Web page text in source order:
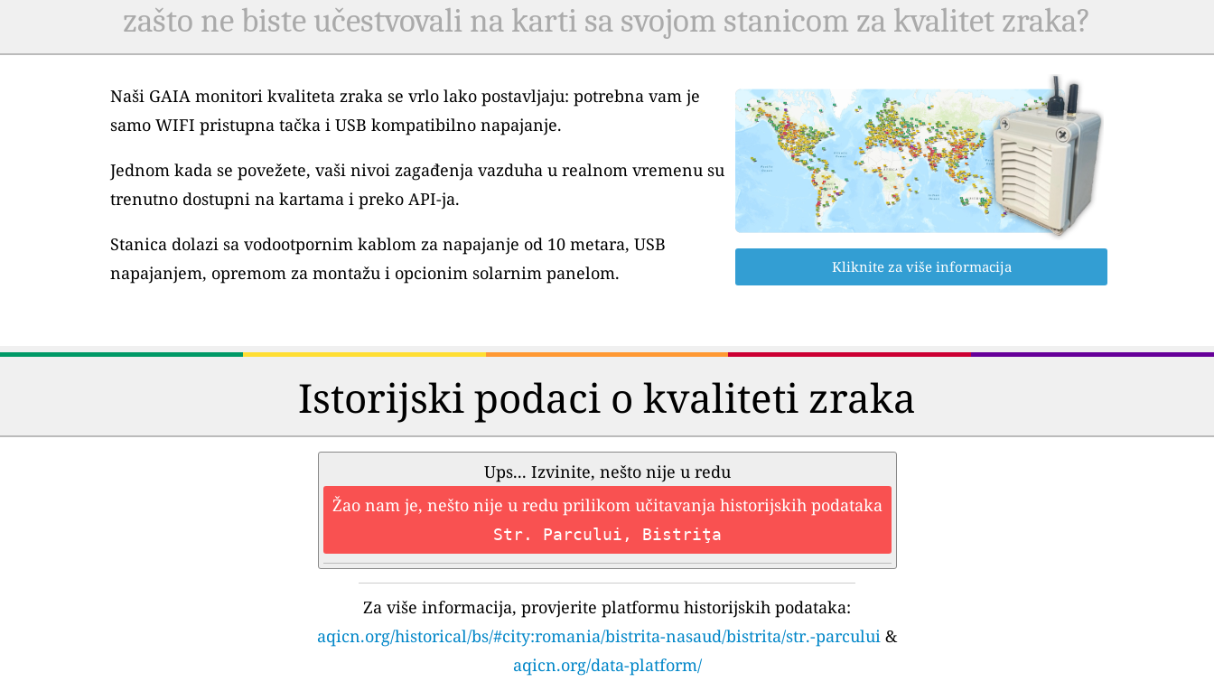
zašto ne biste učestvovali na karti sa svojom stanicom za kvalitet zraka?
Naši GAIA monitori kvaliteta zraka se vrlo lako postavljaju: potrebna vam je
samo WIFI pristupna tačka i USB kompatibilno napajanje.
Jednom kada se povežete, vaši nivoi zagađenja vazduha u realnom vremenu su
trenutno dostupni na kartama i preko API-ja.
Stanica dolazi sa vodootpornim kablom za napajanje od 10 metara, USB
napajanjem, opremom za montažu i opcionim solarnim panelom.
Kliknite za više informacija
Istorijski podaci o kvaliteti zraka
Ups... Izvinite, nešto nije u redu
Žao nam je, nešto nije u redu prilikom učitavanja historijskih podataka
Str. Parcului, Bistriţa
Za više informacija, provjerite platformu historijskih podataka:
aqicn.org/historical/bs/#city:romania/bistrita-nasaud/bistrita/str.-parcului &
aqicn.org/data-platform/